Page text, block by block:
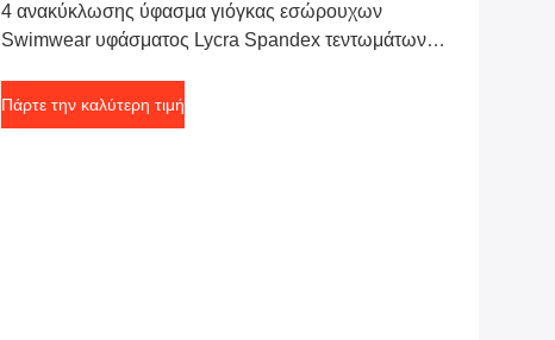
4 ανακύκλωσης ύφασμα γιόγκας εσώρουχων
Swimwear υφάσματος Lycra Spandex τεντωμάτων
Πάρτε την καλύτερη τιμή